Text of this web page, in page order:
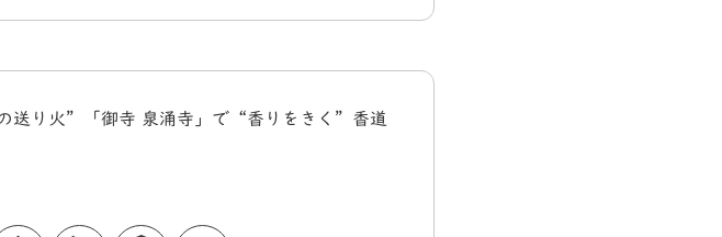
送り火”「御寺 泉涌寺」で“香りをきく”香道